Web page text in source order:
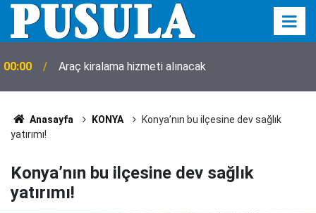
00:00 Araç kiralama hizmeti alınacak
Anasayfa KONYA
Konya’nın bu ilçesine dev sağlık
yatırımı!
Konya’nın bu ilçesine dev sağlık
yatırımı!